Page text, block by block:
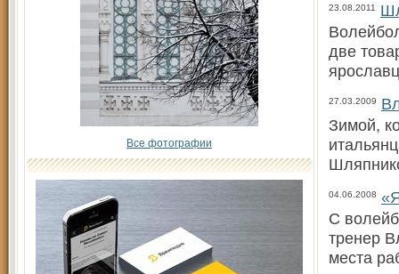
Все фотографии
23.08.2011
две
27.03.2009
Зимой,
04.06.2008
С
тренер
места